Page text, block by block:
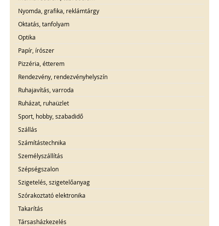
Nyomda, grafika, reklámtárgy
Oktatás, tanfolyam
Optika
Papír, írószer
Pizzéria, étterem
Rendezvény, rendezvényhelyszín
Ruhajavítás, varroda
Ruházat, ruhaüzlet
Sport, hobby, szabadidő
Szállás
Számítástechnika
Személyszállítás
Szépségszalon
Szigetelés, szigetelőanyag
Szórakoztató elektronika
Takarítás
Társasházkezelés